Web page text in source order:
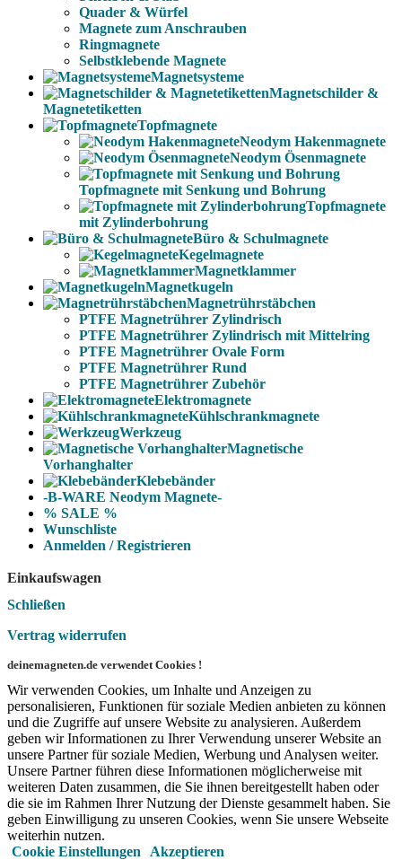
Quader & Würfel
Magnete zum Anschrauben
Ringmagnete
Selbstklebende Magnete
Magnetsysteme
Magnetschilder &
Magnetetiketten
Topfmagnete
Neodym Hakenmagnete
Neodym Ösenmagnete
Topfmagnete mit Senkung und Bohrung
Topfmagnete
mit Zylinderbohrung
Büro & Schulmagnete
Kegelmagnete
Magnetklammer
Magnetkugeln
Magnetrührstäbchen
PTFE Magnetrührer Zylindrisch
PTFE Magnetrührer Zylindrisch mit Mittelring
PTFE Magnetrührer Ovale Form
PTFE Magnetrührer Rund
PTFE Magnetrührer Zubehör
Elektromagnete
Kühlschrankmagnete
Werkzeug
Magnetische
Vorhanghalter
Klebebänder
-B-WARE Neodym Magnete-
% SALE %
Wunschliste
Anmelden / Registrieren
Einkaufswagen
Schließen
Vertrag widerrufen
deinemagneten.de verwendet Cookies !
Wir verwenden Cookies, um Inhalte und Anzeigen zu
personalisieren, Funktionen für soziale Medien anbieten zu können
und die Zugriffe auf unsere Website zu analysieren. Außerdem
geben wir Informationen zu Ihrer Verwendung unserer Website an
unsere Partner für soziale Medien, Werbung und Analysen weiter.
Unsere Partner führen diese Informationen möglicherweise mit
weiteren Daten zusammen, die Sie ihnen bereitgestellt haben oder
die sie im Rahmen Ihrer Nutzung der Dienste gesammelt haben. Sie
geben Einwilligung zu unseren Cookies, wenn Sie unsere Webseite
weiterhin nutzen.
Cookie Einstellungen
Akzeptieren